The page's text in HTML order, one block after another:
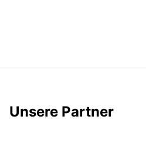
Unsere Partner